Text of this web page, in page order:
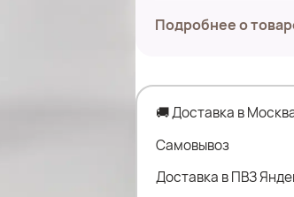
Замеры по изделию:
Состав: 29% акрил;
На фото модель
Подробнее о
🚚 Доставка в
Самовывоз
Доставка в ПВЗ